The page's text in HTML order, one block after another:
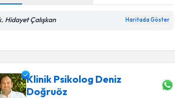
Hidayet Çalışkan Haritada Göster
Klinik Psikolog Deniz
Doğruöz